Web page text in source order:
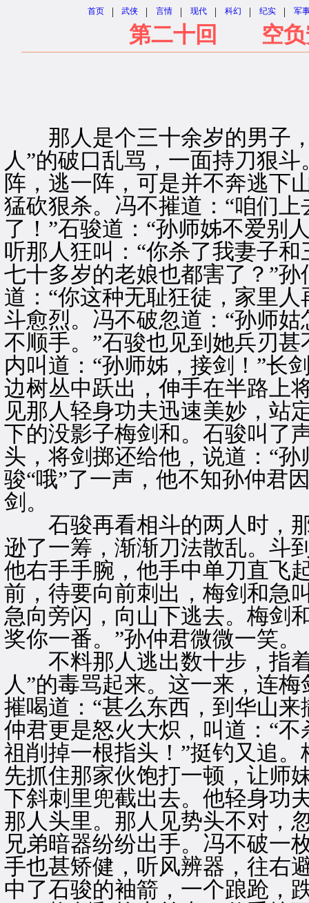
首页 | 武侠 | 言情 | 现代 | 科幻 | 纪实 | 军
第二十回 空负
那人是个三十余岁的男子，
人”的破口乱骂，一面持刀狠
阵，逃一阵，可是并不奔逃下
猛砍狠杀。冯不摧道：“咱们
了！”石骏道：“孙师姊不爱别
听那人狂叫：“你杀了我妻子
七十多岁的老娘也都害了？”
道：“你这种无耻狂徒，家里
斗愈烈。冯不破忽道：“孙师
不顺手。”石骏也见到她兵刃
内叫道：“孙师姊，接剑！”长
边树丛中跃出，伸手在半路上
见那人轻身功夫迅速美妙，站
下的没影子梅剑和。石骏叫了
头，将剑掷还给他，说道：“
骏“哦”了一声，他不知孙仲君
剑。
石骏再看相斗的两人时，那
逊了一筹，渐渐刀法散乱。斗
他右手手腕，他手中单刀直飞
前，待要向前刺出，梅剑和急
急向旁闪，向山下逃去。梅剑
奖你一番。”孙仲君微微一笑。
不料那人逃出数十步，指着
人”的毒骂起来。这一来，连
摧喝道：“甚么东西，到华山
仲君更是怒火大炽，叫道：“
祖削掉一根指头！”挺钓又追
先抓住那家伙饱打一顿，让师
下斜刺里兜截出去。他轻身功
那人头里。那人见势头不对，
兄弟暗器纷纷出手。冯不破一
手也甚矫健，听风辨器，往右
中了石骏的袖箭，一个踉跄，